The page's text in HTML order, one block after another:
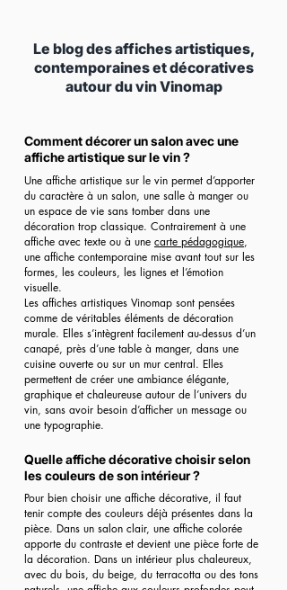
Le blog des affiches artistiques,
contemporaines et décoratives
autour du vin Vinomap
Comment décorer un salon avec une
affiche artistique sur le vin ?
Une affiche artistique sur le vin permet d’apporter
du caractère à un salon, une salle à manger ou
un espace de vie sans tomber dans une
décoration trop classique. Contrairement à une
affiche avec texte ou à une carte pédagogique,
une affiche contemporaine mise avant tout sur les
formes, les couleurs, les lignes et l’émotion
visuelle.
Les affiches artistiques Vinomap sont pensées
comme de véritables éléments de décoration
murale. Elles s’intègrent facilement au-dessus d’un
canapé, près d’une table à manger, dans une
cuisine ouverte ou sur un mur central. Elles
permettent de créer une ambiance élégante,
graphique et chaleureuse autour de l’univers du
vin, sans avoir besoin d’afficher un message ou
une typographie.
Quelle affiche décorative choisir selon
les couleurs de son intérieur ?
Pour bien choisir une affiche décorative, il faut
tenir compte des couleurs déjà présentes dans la
pièce. Dans un salon clair, une affiche colorée
apporte du contraste et devient une pièce forte de
la décoration. Dans un intérieur plus chaleureux,
avec du bois, du beige, du terracotta ou des tons